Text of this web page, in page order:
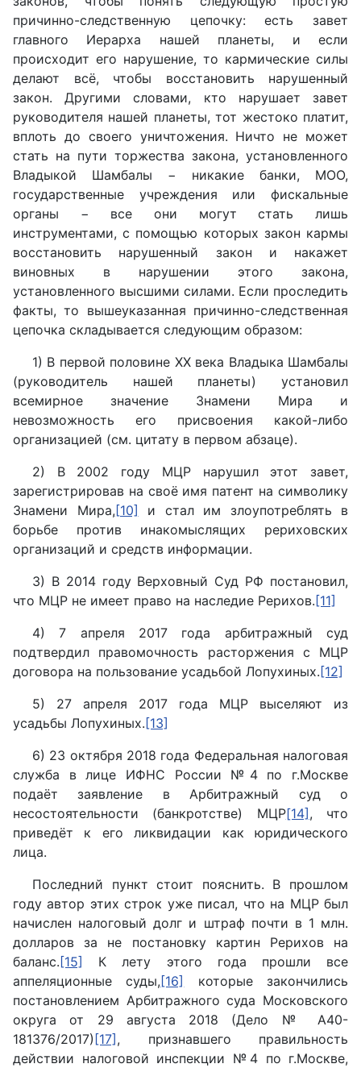
причинно-следственную цепочку: есть завет
главного Иерарха нашей планеты, и если
происходит его нарушение, то кармические силы
делают всё, чтобы восстановить нарушенный
закон. Другими словами, кто нарушает завет
руководителя нашей планеты, тот жестоко платит,
вплоть до своего уничтожения. Ничто не может
стать на пути торжества закона, установленного
Владыкой Шамбалы − никакие банки, МОО,
государственные учреждения или фискальные
органы − все они могут стать лишь
инструментами, с помощью которых закон кармы
восстановить нарушенный закон и накажет
виновных в нарушении этого закона,
установленного высшими силами. Если проследить
факты, то вышеуказанная причинно-следственная
цепочка складывается следующим образом:
1) В первой половине XXвека Владыка Шамбалы
(руководитель нашей планеты) установил
всемирное значение Знамени Мира и
невозможность его присвоения какой-либо
организацией (см. цитату в первом абзаце).
2) В 2002 году МЦР нарушил этот завет,
зарегистрировав на своё имя патент на символику
Знамени Мира,[10] и стал им злоупотреблять в
борьбе против инакомыслящих рериховских
организаций и средств информации.
3) В 2014 году Верховный Суд РФ постановил,
что МЦР не имеет право на наследие Рерихов.[11]
4) 7 апреля 2017 года арбитражный суд
подтвердил правомочность расторжения с МЦР
договора на пользование усадьбой Лопухиных.[12]
5) 27 апреля 2017 года МЦР выселяют из
усадьбы Лопухиных.[13]
6) 23 октября 2018 года Федеральная налоговая
служба в лице ИФНС России №4 по г.Москве
подаёт заявление в Арбитражный суд о
несостоятельности (банкротстве) МЦР[14], что
приведёт к его ликвидации как юридического
лица.
Последний пункт стоит пояснить. В прошлом
году автор этих строк уже писал, что на МЦР был
начислен налоговый долг и штраф почти в 1 млн.
долларов за не постановку картин Рерихов на
баланс.[15] К лету этого года прошли все
аппеляционные суды,[16]
которые закончились
постановлением Арбитражного суда Московского
округа от 29 августа 2018 (Дело № А40-
181376/2017)[17], признавшего правильность
действии налоговой инспекции №4 по г.Москве,